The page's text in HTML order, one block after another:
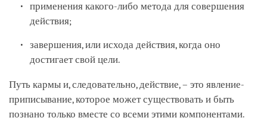
применения какого-либо метода для совершения
действия;
завершения, или исхода действия, когда оно
достигает свой цели.
Путь кармы и, следовательно, действие, – это явление-
приписывание, которое может существовать и быть
познано только вместе со всеми этими компонентами.